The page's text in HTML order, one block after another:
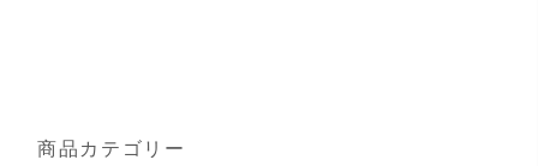
商品カテゴリー